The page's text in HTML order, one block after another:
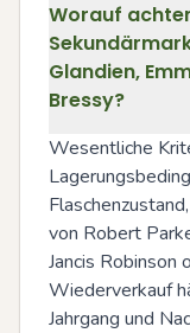
Worauf
Glandien,
Bressy?
Wesentliche
von Robert
Jancis Robinson
Wiederverkauf
Jahrgang und